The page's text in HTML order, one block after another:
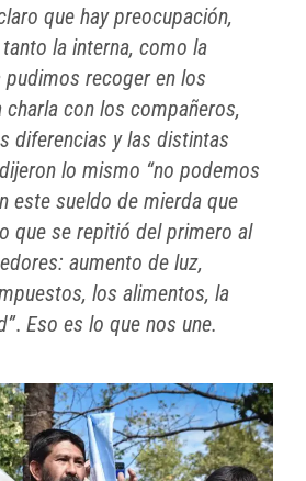
que hay preocupación,
la interna, como la
recoger en los
con los compañeros,
diferencias y las distintas
lo mismo “no podemos
este sueldo de mierda que
que se repitió del primero al
aumento de luz,
los alimentos, la
. Eso es lo que nos une.